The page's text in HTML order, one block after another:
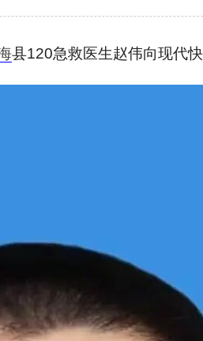
县120急救医生赵伟向现代